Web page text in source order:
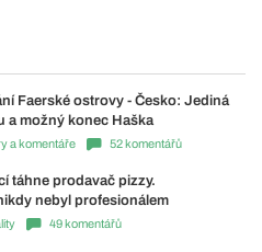
Faerské ostrovy - Česko: Jediná
a možný konec Haška
a komentáře 52 komentářů
táhne prodavač pizzy.
nebyl profesionálem
49 komentářů